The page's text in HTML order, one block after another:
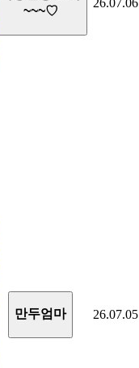
~~~♡
만두엄마 26.07.05